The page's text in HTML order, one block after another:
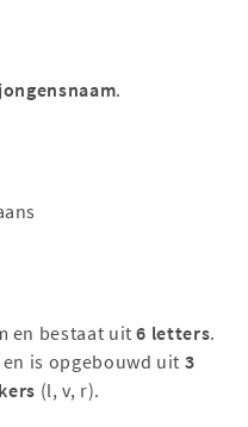
jongensnaam.
en bestaat uit6 letters.
en is opgebouwd uit 3
(l, v, r).